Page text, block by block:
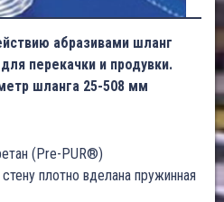
абразивами шланг
перекачки и продувки.
шланга 25-508 мм
(Pre-PUR®)
плотно вделана пружинная